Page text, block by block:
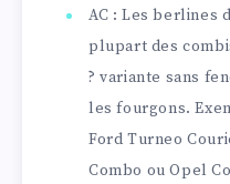
AC : Les berlines
plupart des
? variante sans
les fourgons.
Ford Turneo
Combo ou Opel